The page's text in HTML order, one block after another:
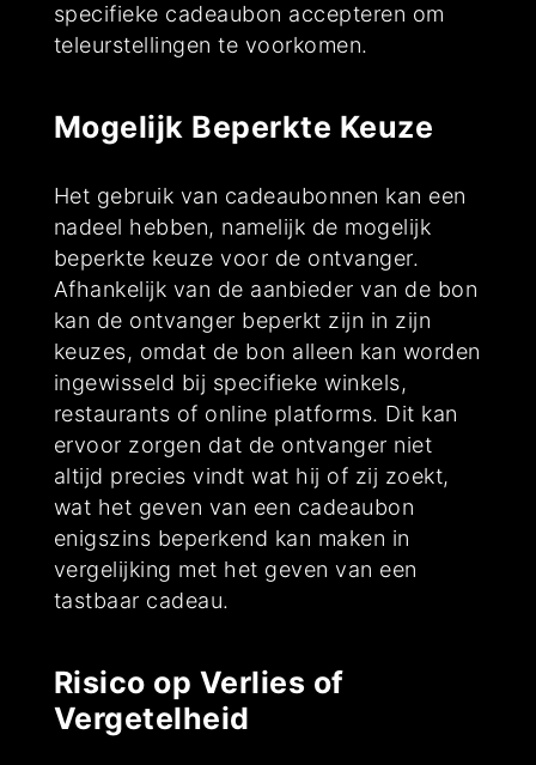
specifieke cadeaubon accepteren om
teleurstellingen te voorkomen.
Mogelijk Beperkte Keuze
Het gebruik van cadeaubonnen kan een
nadeel hebben, namelijk de mogelijk
beperkte keuze voor de ontvanger.
Afhankelijk van de aanbieder van de bon
kan de ontvanger beperkt zijn in zijn
keuzes, omdat de bon alleen kan worden
ingewisseld bij specifieke winkels,
restaurants of online platforms. Dit kan
ervoor zorgen dat de ontvanger niet
altijd precies vindt wat hij of zij zoekt,
wat het geven van een cadeaubon
enigszins beperkend kan maken in
vergelijking met het geven van een
tastbaar cadeau.
Risico op Verlies of
Vergetelheid